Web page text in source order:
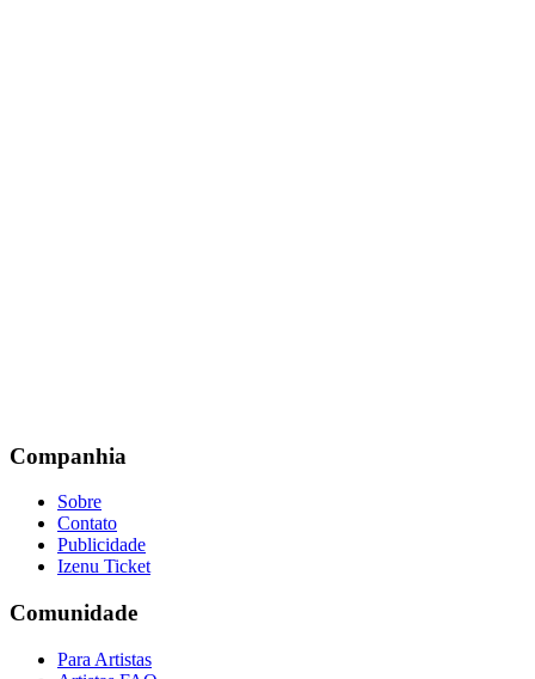
Companhia
Sobre
Contato
Publicidade
Izenu Ticket
Comunidade
Para Artistas